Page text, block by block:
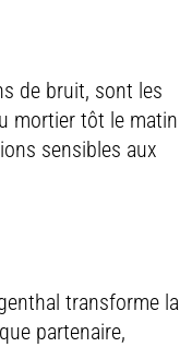
de bruit, sont les
mortier tôt le matin
sensibles aux
transforme la
partenaire,